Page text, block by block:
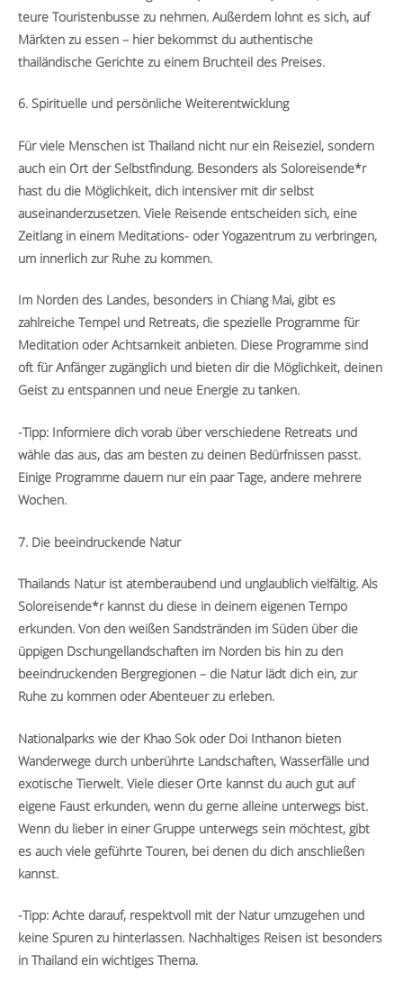
teure Touristenbusse zu nehmen. Außerdem lohnt es sich, auf
Märkten zu essen – hier bekommst du authentische
thailändische Gerichte zu einem Bruchteil des Preises.
6. Spirituelle und persönliche Weiterentwicklung
Für viele Menschen ist Thailand nicht nur ein Reiseziel, sondern
auch ein Ort der Selbstfindung. Besonders als Soloreisende*r
hast du die Möglichkeit, dich intensiver mit dir selbst
auseinanderzusetzen. Viele Reisende entscheiden sich, eine
Zeitlang in einem Meditations- oder Yogazentrum zu verbringen,
um innerlich zur Ruhe zu kommen.
Im Norden des Landes, besonders in Chiang Mai, gibt es
zahlreiche Tempel und Retreats, die spezielle Programme für
Meditation oder Achtsamkeit anbieten. Diese Programme sind
oft für Anfänger zugänglich und bieten dir die Möglichkeit, deinen
Geist zu entspannen und neue Energie zu tanken.
-Tipp: Informiere dich vorab über verschiedene Retreats und
wähle das aus, das am besten zu deinen Bedürfnissen passt.
Einige Programme dauern nur ein paar Tage, andere mehrere
Wochen.
7. Die beeindruckende Natur
Thailands Natur ist atemberaubend und unglaublich vielfältig. Als
Soloreisende*r kannst du diese in deinem eigenen Tempo
erkunden. Von den weißen Sandstränden im Süden über die
üppigen Dschungellandschaften im Norden bis hin zu den
beeindruckenden Bergregionen – die Natur lädt dich ein, zur
Ruhe zu kommen oder Abenteuer zu erleben.
Nationalparks wie der Khao Sok oder Doi Inthanon bieten
Wanderwege durch unberührte Landschaften, Wasserfälle und
exotische Tierwelt. Viele dieser Orte kannst du auch gut auf
eigene Faust erkunden, wenn du gerne alleine unterwegs bist.
Wenn du lieber in einer Gruppe unterwegs sein möchtest, gibt
es auch viele geführte Touren, bei denen du dich anschließen
kannst.
-Tipp: Achte darauf, respektvoll mit der Natur umzugehen und
keine Spuren zu hinterlassen. Nachhaltiges Reisen ist besonders
in Thailand ein wichtiges Thema.